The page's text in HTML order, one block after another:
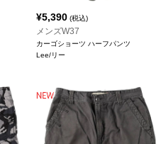
¥5,390 (税込)
メンズW37
カーゴショーツ ハーフパンツ
Lee/リー